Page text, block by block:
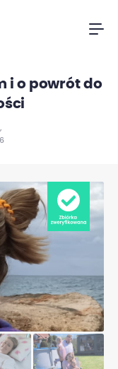
i o powrót do